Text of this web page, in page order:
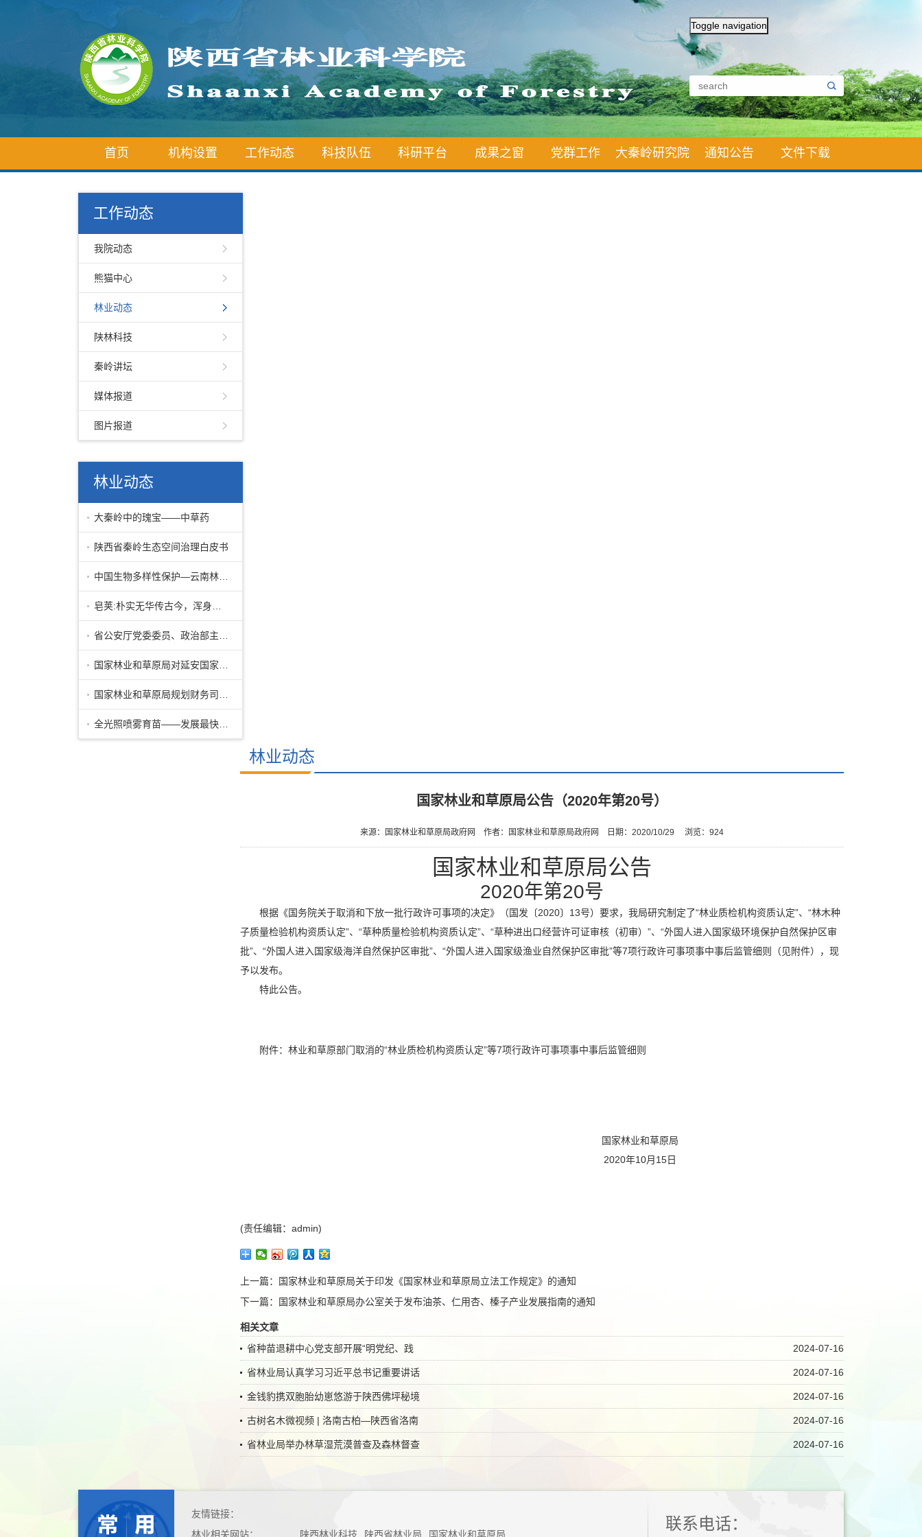
Toggle navigation
首页 机构设置 工作动态 科技队伍 科研平台 成果之窗 党群工作 大秦岭研究院 通知公告 文件下载
工作动态
我院动态
熊猫中心
林业动态
陕林科技
秦岭讲坛
媒体报道
图片报道
林业动态
大秦岭中的瑰宝——中草药
陕西省秦岭生态空间治理白皮书
林业动态
国家林业和草原局公告（2020年第20号）
来源：国家林业和草原局政府网 作者：国家林业和草原局政府网 日期：2020/10/29 浏览： 924
国家林业和草原局公告
2020年第20号
根据《国务院关于取消和下放一批行政许可事项的决定》（国发〔2020〕13号）要求，我局研究制定了“林业质检机构资质认定”、“林木种
子质量检验机构资质认定”、“草种质量检验机构资质认定”、“草种进出口经营许可证审核（初审）”、“外国人进入国家级环境保护自然保护区审
批”、“外国人进入国家级海洋自然保护区审批”、“外国人进入国家级渔业自然保护区审批”等7项行政许可事项事中事后监管细则（见附件），现
予以发布。
特此公告。
附件： 林业和草原部门取消的“林业质检机构资质认定”等7项行政许可事项事中事后监管细则
国家林业和草原局
2020年10月15日
(责任编辑：admin)
上一篇：
国家林业和草原局关于印发《国家林业和草原局立法工作规定》的通知
下一篇：
国家林业和草原局办公室关于发布油茶、仁用杏、榛子产业发展指南的通知
相关文章
2024-07-16
省种苗退耕中心党支部开展“明党纪、践
2024-07-16
省林业局认真学习习近平总书记重要讲话
2024-07-16
金钱豹携双胞胎幼崽悠游于陕西佛坪秘境
2024-07-16
古树名木微视频 | 洛南古柏—陕西省洛南
2024-07-16
省林业局举办林草湿荒漠普查及森林督查
友情链接：
林业相关网站：
陕西林业科技 陕西省林业局 国家林业和草原局
联系电话：